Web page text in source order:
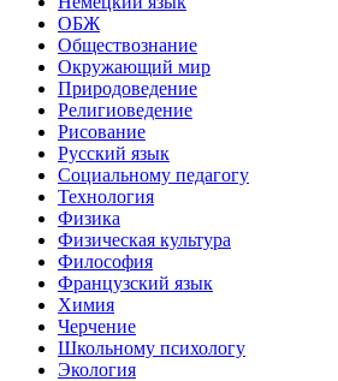
ОБЖ
Обществознание
Окружающий мир
Природоведение
Религиоведение
Рисование
Русский язык
Социальному педагогу
Технология
Физика
Физическая культура
Философия
Французский язык
Химия
Черчение
Школьному психологу
Экология